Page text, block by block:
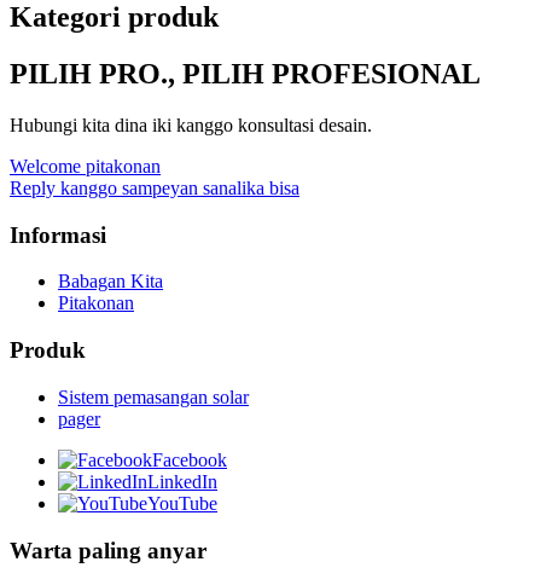
Kategori produk
PILIH PRO., PILIH PROFESIONAL
Hubungi kita dina iki kanggo konsultasi desain.
Welcome pitakonan
Reply kanggo sampeyan sanalika bisa
Informasi
Babagan Kita
Pitakonan
Produk
Sistem pemasangan solar
pager
Facebook
LinkedIn
YouTube
Warta paling anyar